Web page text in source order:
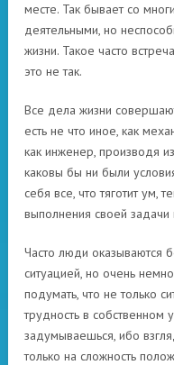
месте. Так бывает со
деятельными, но
жизни. Такое часто
это не так.
Все дела жизни
есть не что иное, как
как инженер, производя
каковы бы ни были
себя все, что тяготит ум,
выполнения своей задачи
Часто люди оказываются
ситуацией, но очень
подумать, что не только
трудность в
задумываешься, ибо
только на сложность